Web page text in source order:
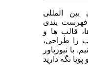
المللی
بندی
قالب ها و
را طراحی،
نیوزپاور